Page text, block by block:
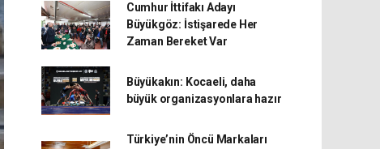
Cumhur İttifakı Adayı
Büyükgöz: İstişarede Her
Zaman Bereket Var
Büyükakın: Kocaeli, daha
büyük organizasyonlara hazır
Türkiye’nin Öncü Markaları